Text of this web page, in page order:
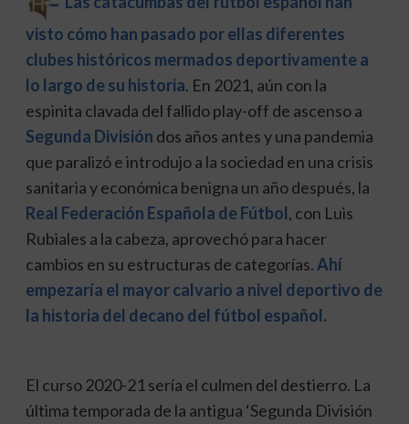
visto cómo han pasado por ellas diferentes
clubes históricos mermados deportivamente a
lo largo de su historia. En 2021, aún con la
espinita clavada del fallido play-off de ascenso a
Segunda División dos años antes y una pandemia
que paralizó e introdujo a la sociedad en una crisis
sanitaria y económica benigna un año después, la
Real Federación Española de Fútbol, con Luis
Rubiales a la cabeza, aprovechó para hacer
cambios en su estructuras de categorías.Ahí
empezaría el mayor calvario a nivel deportivo de
la historia del decano del fútbol español.
El curso 2020-21 sería el culmen del destierro. La
última temporada de la antigua ‘Segunda División